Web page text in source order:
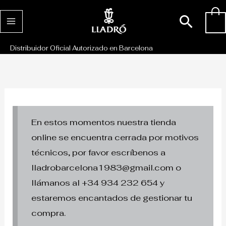
al
Distribuidor Oficial Autorizado en Barcelona
En estos momentos nuestra tienda
online se encuentra cerrada por motivos
técnicos, por favor escríbenos a
lladrobarcelona1983@gmail.com o
llámanos al +34 934 232 654 y
estaremos encantados de gestionar tu
compra.